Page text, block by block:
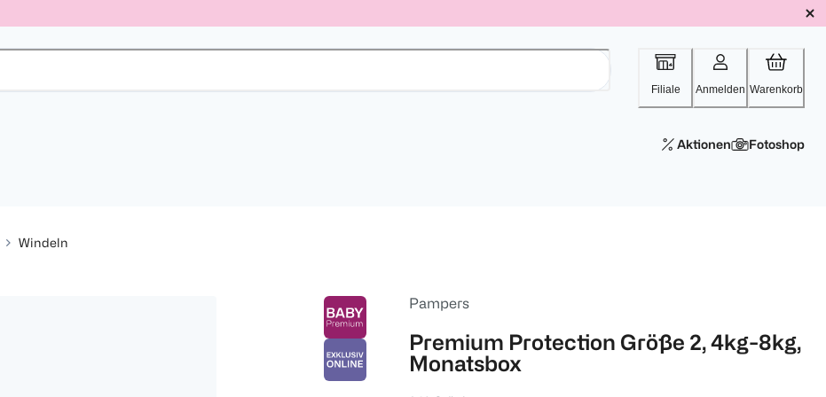
Filiale Anmelden Warenkorb
Aktionen Fotoshop
Windeln
Pampers
Premium Protection Größe 2, 4kg-8kg,
Monatsbox